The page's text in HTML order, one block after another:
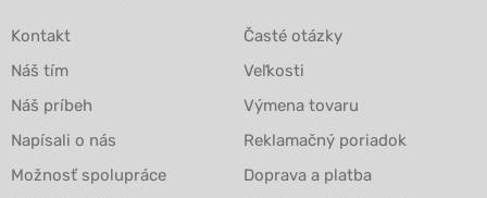
Kontakt
Náš tím
Náš príbeh
Napísali o nás
Možnosť spolupráce
Časté otázky
Veľkosti
Výmena tovaru
Reklamačný poriadok
Doprava a platba